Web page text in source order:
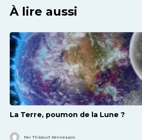
À lire aussi
La Terre, poumon de la Lune ?
Par Thibault Rennesson